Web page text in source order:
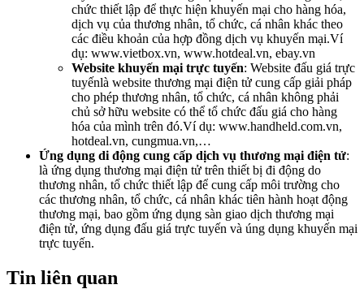
chức thiết lập để thực hiện khuyến mại cho hàng hóa,
dịch vụ của thương nhân, tổ chức, cá nhân khác theo
các điều khoản của hợp đồng dịch vụ khuyến mại.Ví
dụ: www.vietbox.vn, www.hotdeal.vn, ebay.vn
Website khuyến mại trực tuyến: Website đấu giá trực
tuyếnlà website thương mại điện tử cung cấp giải pháp
cho phép thương nhân, tổ chức, cá nhân không phải
chủ sở hữu website có thể tổ chức đấu giá cho hàng
hóa của mình trên đó.Ví dụ: www.handheld.com.vn,
hotdeal.vn, cungmua.vn,…
Ứng dụng di động cung cấp dịch vụ thương mại điện tử:
là ứng dụng thương mại điện tử trên thiết bị đi động do
thương nhân, tổ chức thiết lập để cung cấp môi trường cho
các thương nhân, tổ chức, cá nhân khác tiên hành hoạt động
thương mại, bao gồm ứng dụng sàn giao dịch thương mại
điện tử, ứng dụng đấu giá trực tuyến và úng dụng khuyến mại
trực tuyến.
Tin liên quan